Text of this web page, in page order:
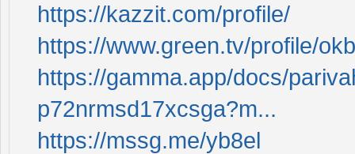
https://kazzit.com/profile/
https://www.green.tv/profile/
https://gamma.app/docs/
p72nrmsd17xcsga?m...
https://mssg.me/yb8el